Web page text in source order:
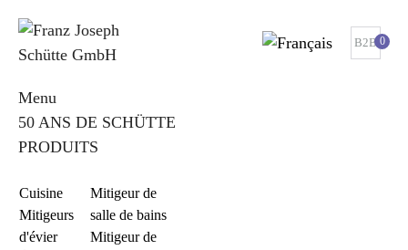
B2B 0
Menu
50 ANS DE SCHÜTTE
PRODUITS
Cuisine
Mitigeurs
d'évier
Mitigeur de
salle de bains
Mitigeur de